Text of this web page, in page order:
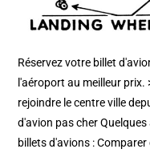
Réservez votre billet
l'aéroport au meilleur
rejoindre le centre ville
d'avion pas cher
billets d'avions :